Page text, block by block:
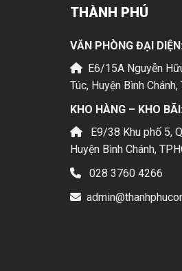
THÀNH PHÚ
VĂN PHÒNG ĐẠI DIỆN:
E6/15A Nguyễn
Túc, Huyện Bình Chánh,
KHO HÀNG – KHO BÃI:
E9/38 Khu phố 5,
Huyện Bình Chánh,
028 3760 4266